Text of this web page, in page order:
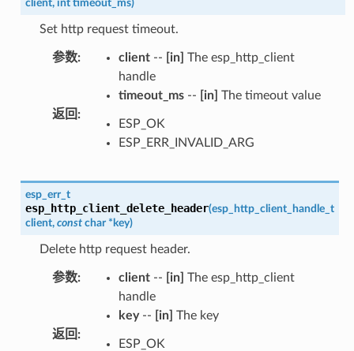
client, int timeout_ms)
Set http request timeout.
参数: client-- [in] The esp_http_client
handle
timeout_ms-- [in] The timeout value
返回 :
ESP_OK
ESP_ERR_INVALID_ARG
esp_err_t
esp_http_client_delete_header(esp_http_client_handle_t
client, const char * key)
Delete http request header.
参数: client-- [in] The esp_http_client
handle
key-- [in] The key
返回 :
ESP_OK